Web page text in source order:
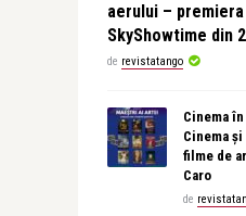
aerului – premiera
SkyShowtime din
de revistatango
Cinema
Cinema
filme de
Caro
de